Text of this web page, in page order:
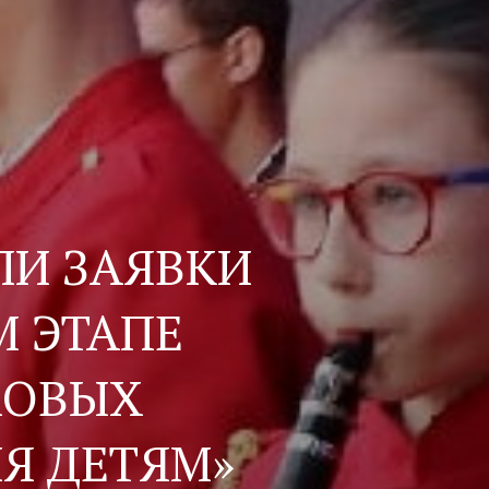
ЗАЯВКИ
ЭТАПЕ
ДЕТЯМ»